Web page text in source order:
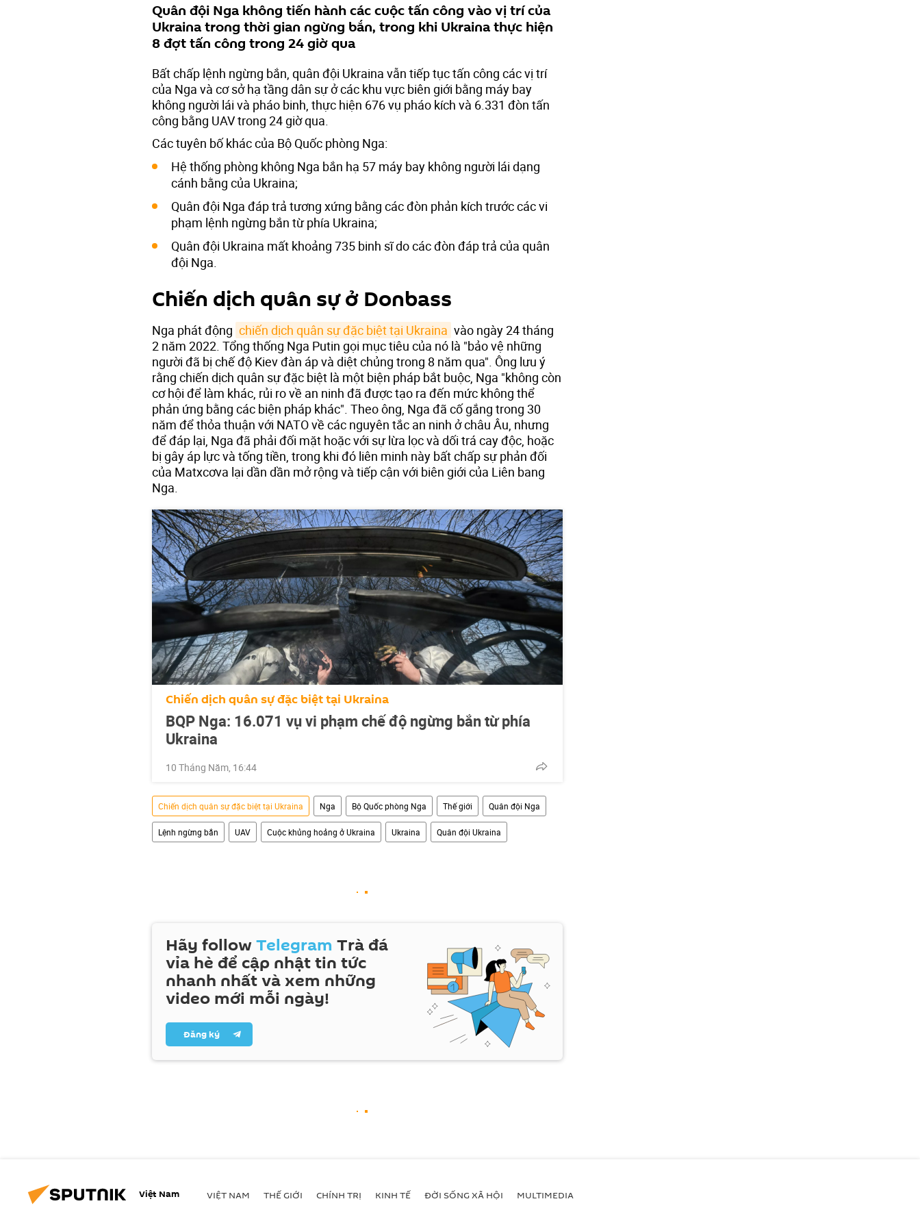
Quân đội Nga không tiến hành các cuộc tấn công vào vị trí của
Ukraina trong thời gian ngừng bắn, trong khi Ukraina thực hiện
8 đợt tấn công trong 24 giờ qua
Bất chấp lệnh ngừng bắn, quân đội Ukraina vẫn tiếp tục tấn công các vị trí
của Nga và cơ sở hạ tầng dân sự ở các khu vực biên giới bằng máy bay
không người lái và pháo binh, thực hiện 676 vụ pháo kích và 6.331 đòn tấn
công bằng UAV trong 24 giờ qua.
Các tuyên bố khác của Bộ Quốc phòng Nga:
Hệ thống phòng không Nga bắn hạ 57 máy bay không người lái dạng
cánh bằng của Ukraina;
Quân đội Nga đáp trả tương xứng bằng các đòn phản kích trước các vi
phạm lệnh ngừng bắn từ phía Ukraina;
Quân đội Ukraina mất khoảng 735 binh sĩ do các đòn đáp trả của quân
đội Nga.
Chiến dịch quân sự ở Donbass
Nga phát động chiến dịch quân sự đặc biệt tại Ukraina vào ngày 24 tháng
2 năm 2022. Tổng thống Nga Putin gọi mục tiêu của nó là "bảo vệ những
người đã bị chế độ Kiev đàn áp và diệt chủng trong 8 năm qua". Ông lưu ý
rằng chiến dịch quân sự đặc biệt là một biện pháp bắt buộc, Nga "không còn
cơ hội để làm khác, rủi ro về an ninh đã được tạo ra đến mức không thể
phản ứng bằng các biện pháp khác". Theo ông, Nga đã cố gắng trong 30
năm để thỏa thuận với NATO về các nguyên tắc an ninh ở châu Âu, nhưng
để đáp lại, Nga đã phải đối mặt hoặc với sự lừa lọc và dối trá cay độc, hoặc
bị gây áp lực và tống tiền, trong khi đó liên minh này bất chấp sự phản đối
của Matxcơva lại dần dần mở rộng và tiếp cận với biên giới của Liên bang
Nga.
Chiến dịch quân sự đặc biệt tại Ukraina
BQP Nga: 16.071 vụ vi phạm chế độ ngừng bắn từ phía
Ukraina
10 Tháng Năm, 16:44
Chiến dịch quân sự đặc biệt tại Ukraina Nga Bộ Quốc phòng Nga Thế giới Quân đội Nga
Lệnh ngừng bắn UAV Cuộc khủng hoảng ở Ukraina Ukraina Quân đội Ukraina
Hãy followTelegram Trà đá
vỉa hè để cập nhật tin tức
nhanh nhất và xem những
video mới mỗi ngày!
Đăng ký
Việt Nam VIỆT NAM THẾ GIỚI CHÍNH TRỊ KINH TẾ ĐỜI SỐNG XÃ HỘI MULTIMEDIA